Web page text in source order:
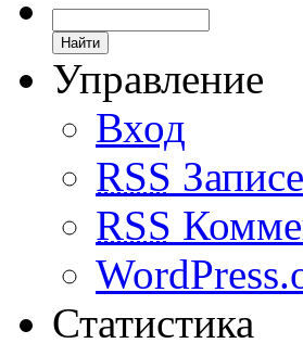
Управление
Вход
RSS
RSS
Статистика